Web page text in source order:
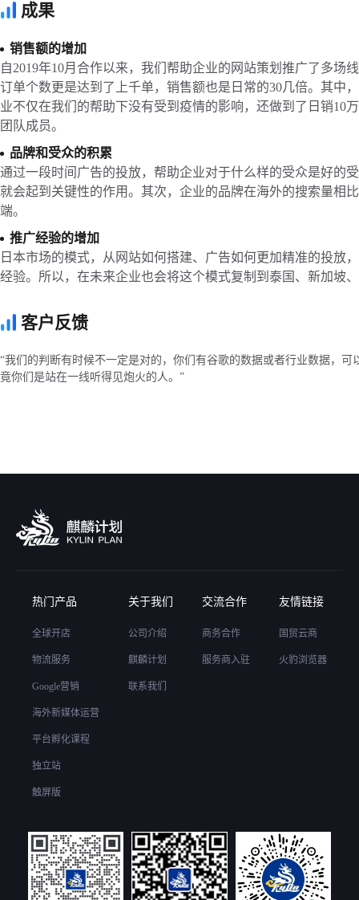
成果
销售额的增加
自2019年10月合作以来，我们帮助企业的网站策划推广了多场
订单个数更是达到了上千单，销售额也是日常的30几倍。其中
业不仅在我们的帮助下没有受到疫情的影响，还做到了日销10
团队成员。
品牌和受众的积累
通过一段时间广告的投放，帮助企业对于什么样的受众是好的
就会起到关键性的作用。其次，企业的品牌在海外的搜索量相
端。
推广经验的增加
日本市场的模式，从网站如何搭建、广告如何更加精准的投放
经验。所以，在未来企业也会将这个模式复制到泰国、新加坡
客户反馈
“我们的判断有时候不一定是对的，你们有谷歌的数据或者行业数据，
竟你们是站在一线听得见炮火的人。”
热门产品
全球开店
物流服务
Google营销
海外新媒体运营
平台孵化课程
独立站
触屏版
关于我们
公司介绍
麒麟计划
联系我们
交流合作
商务合作
服务商入驻
友情链接
国贸云商
火豹浏览器